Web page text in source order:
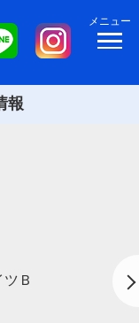
メニュー
報